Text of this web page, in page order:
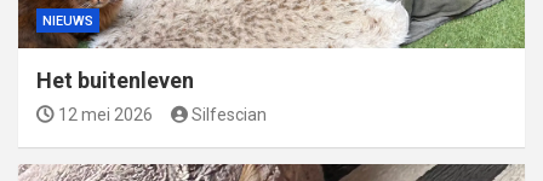
NIEUWS
Het buitenleven
12 mei 2026 Silfescian